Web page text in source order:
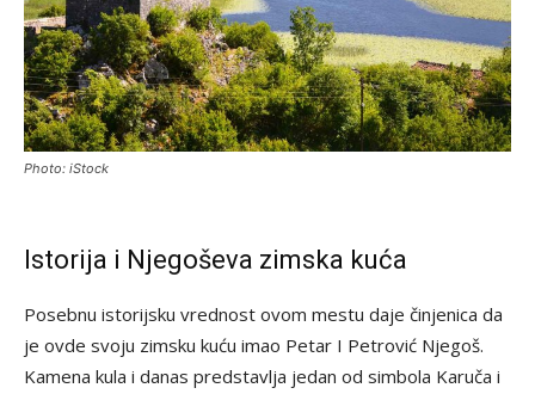
Photo: iStock
Istorija i Njegoševa zimska kuća
Posebnu istorijsku vrednost ovom mestu daje činjenica da
je ovde svoju zimsku kuću imao Petar I Petrović Njegoš.
Kamena kula i danas predstavlja jedan od simbola Karuča i